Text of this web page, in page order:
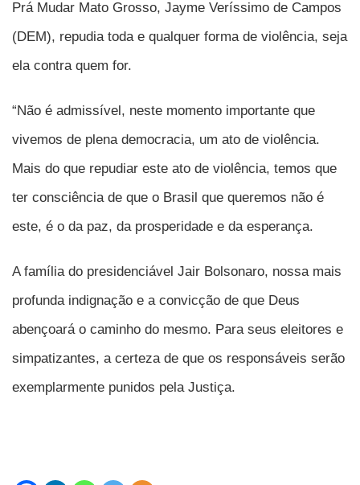
Prá Mudar Mato Grosso, Jayme Veríssimo de Campos
(DEM), repudia toda e qualquer forma de violência, seja
ela contra quem for.
“Não é admissível, neste momento importante que
vivemos de plena democracia, um ato de violência.
Mais do que repudiar este ato de violência, temos que
ter consciência de que o Brasil que queremos não é
este, é o da paz, da prosperidade e da esperança.
A família do presidenciável Jair Bolsonaro, nossa mais
profunda indignação e a convicção de que Deus
abençoará o caminho do mesmo. Para seus eleitores e
simpatizantes, a certeza de que os responsáveis serão
exemplarmente punidos pela Justiça.